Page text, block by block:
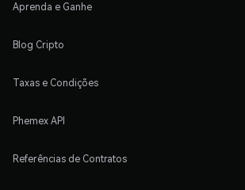
Aprenda e Ganhe
Blog Cripto
Taxas e Condições
Phemex API
Referências de Contratos